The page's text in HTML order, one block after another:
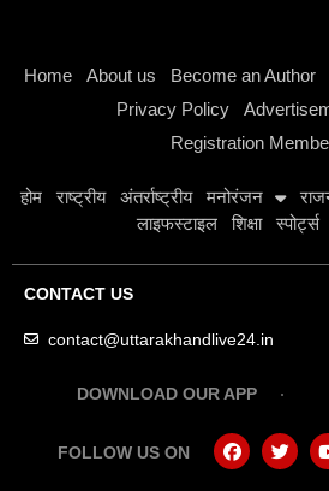
Home About us Become an Author
Privacy Policy
Registration
होम राष्ट्रीय अंतर्राष्ट्रीय मनोरंजन
लाइफस्टाइल
शिक्षा स्पोर्ट्स
CONTACT US
contact@uttarakhandlive24.in
DOWNLOAD OUR APP
FOLLOW US ON